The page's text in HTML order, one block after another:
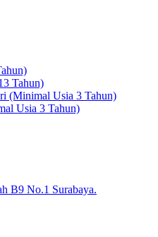
Tahun)
(Minimal Usia 3 Tahun)
Usia 3 Tahun)
B9 No.1 Surabaya.